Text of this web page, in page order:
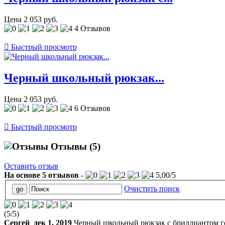
Цена 2 053 руб.
4 Отзывов
 Быстрый просмотр
Черный школьный рюкзак...
Цена 2 053 руб.
6 Отзывов
 Быстрый просмотр
Отзывы (5)
Оставить отзыв
На основе 5 отзывов - 5,00/5
Очистить поиск
(5/5)
Сергей дек 1, 2019 Черный школьный рюкзак с бриллиантом